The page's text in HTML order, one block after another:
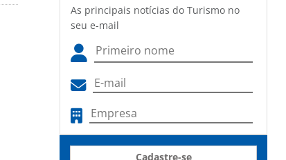
As principais notícias do Turismo no
seu e-mail
Cadastre-se